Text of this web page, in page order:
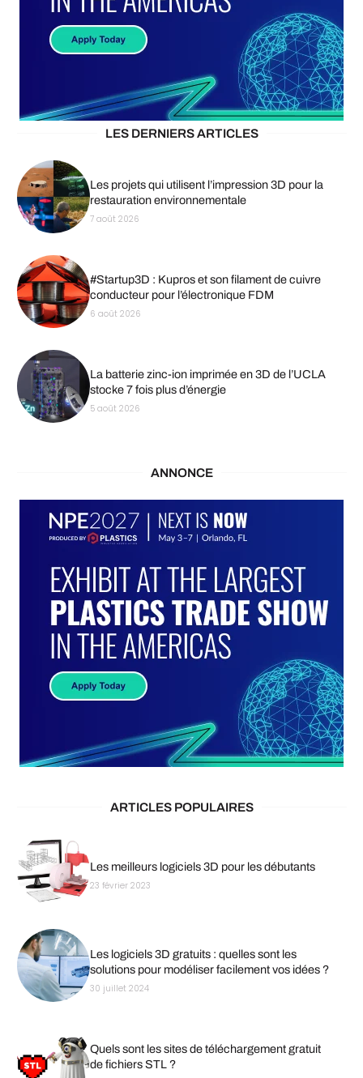
LES DERNIERS ARTICLES
Les projets qui utilisent l’impression 3D pour la
restauration environnementale
7 août 2026
#Startup3D : Kupros et son filament de cuivre
conducteur pour l’électronique FDM
6 août 2026
La batterie zinc-ion imprimée en 3D de l’UCLA
stocke 7 fois plus d’énergie
5 août 2026
ANNONCE
ARTICLES POPULAIRES
Les meilleurs logiciels 3D pour les débutants
23 février 2023
Les logiciels 3D gratuits : quelles sont les
solutions pour modéliser facilement vos idées ?
30 juillet 2024
Quels sont les sites de téléchargement gratuit
de fichiers STL ?